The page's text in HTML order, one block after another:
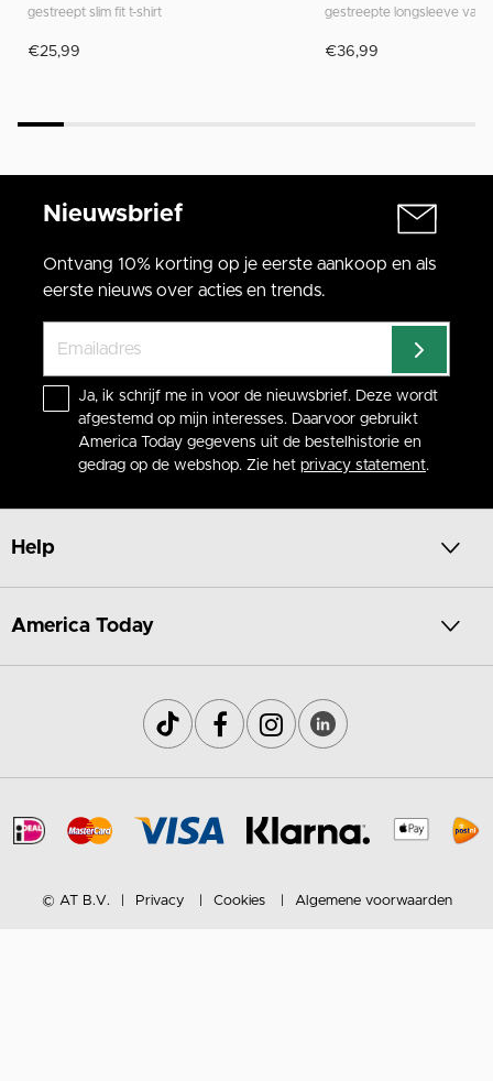
gestreept slim fit t-shirt
€25,99
gestreepte longsleeve van
€36,99
Nieuwsbrief
Ontvang 10% korting op je eerste aankoop en als
eerste nieuws over acties en trends.
Ja, ik schrijf me in voor de nieuwsbrief. Deze wordt
afgestemd op mijn interesses. Daarvoor gebruikt
America Today gegevens uit de bestelhistorie en
gedrag op de webshop. Zie het privacy statement.
Help
America Today
© AT B.V. Privacy Cookies Algemene voorwaarden